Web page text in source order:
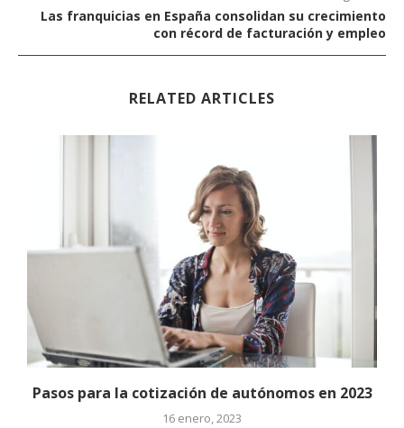
Las franquicias en España consolidan su crecimiento
con récord de facturación y empleo
RELATED ARTICLES
Pasos para la cotización de autónomos en 2023
16 enero, 2023